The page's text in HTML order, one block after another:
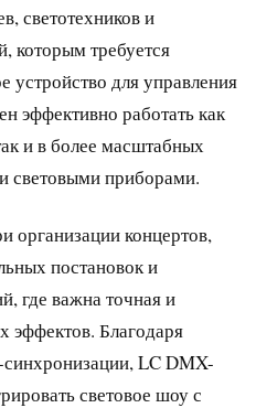
светотехников и
которым требуется
для управления
эффективно работать как
и в более масштабных
световыми приборами.
организации концертов,
постановок и
где важна точная и
эффектов. Благодаря
LC DMX-
световое шоу с